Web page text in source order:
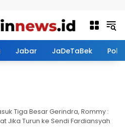
Jabar JaDeTaBek
Tiga Besar Gerindra, Rommy :
Jika Turun ke Sendi Fardiansyah